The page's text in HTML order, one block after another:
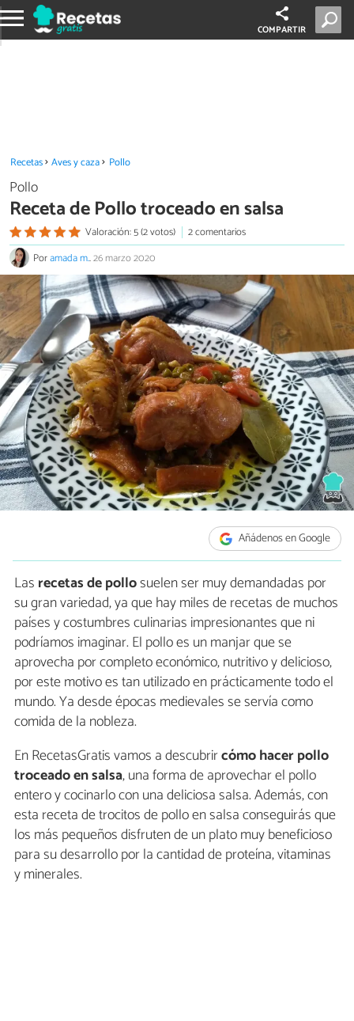
COMPARTIR
Recetas Aves y caza Pollo
Pollo
Receta de Pollo troceado en salsa
Valoración: 5 (2 votos)
2 comentarios
Poramada m..26 marzo 2020
Añádenos en Google
Las recetas de pollosuelen ser muy demandadas por
su gran variedad, ya que hay miles de recetas de muchos
países y costumbres culinarias impresionantes que ni
podríamos imaginar. El pollo es un manjar que se
aprovecha por completo económico, nutritivo y delicioso,
por este motivo es tan utilizado en prácticamente todo el
mundo. Ya desde épocas medievales se servía como
comida de la nobleza.
En RecetasGratis vamos a descubrircómo hacer pollo
troceado en salsa, una forma de aprovechar el pollo
entero y cocinarlo con una deliciosa salsa. Además, con
esta receta de trocitos de pollo en salsa conseguirás que
los más pequeños disfruten de un plato muy beneficioso
para su desarrollo por la cantidad de proteína, vitaminas
y minerales.